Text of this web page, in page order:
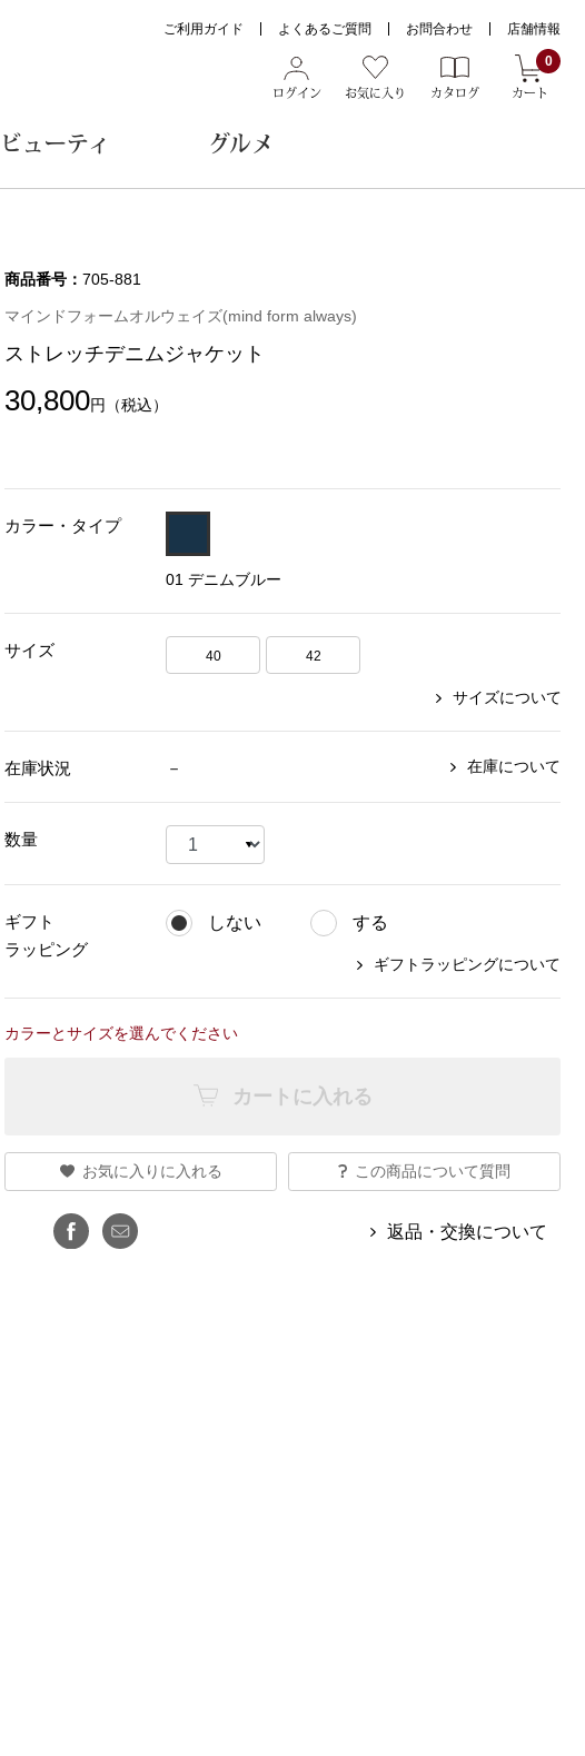
ログイン お気に入り カタログ
0
カート
ご利用ガイド よくあるご質問 お問合わせ 店舗情報
和装
その他
その他
BOGARD 最新号はこちら
おすすめブランド
カンタベリー
【特集】Travel Partner／トラベル
【特集】HELLY HANSEN／ヘリー
ハンセン
おすすめカタログ
BOGARD August 2026 vol.181
ファッション雑貨
マフラー／スヌード
手袋
その他
着物／浴衣
その他
リネアフレスコ
ヤッコマリカルド
ミスキョウコ
【特集】ベーシックアイテム for
おすすめブランド
ソニー
【特集】William Morris／ウィリア
ビューティ
ベキュア グラン／プレミアム
メイクプロポーション
ネイチャーマジック
かづきれいこ
テム
グルメ
食彩倶楽部
【特集】〈銀座 梅林〉国産ヒレ肉
商品番号： 705-881
マインドフォームオルウェイズ(mind form always)
ストレッチデニムジャケット
30,800円 （税込）
カラー・タイプ
01 デニムブルー
サイズ 40 42
サイズについて
在庫状況 － 在庫について
数量
ギフト
ラッピング
しない する
ギフトラッピングについて
カラーとサイズを選んでください
カートに入れる
お気に入りに入れる この商品について質問
返品・交換について